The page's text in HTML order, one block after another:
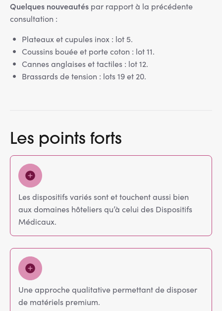
Quelques nouveautés par rapport à la précédente
consultation :
Plateaux et cupules inox : lot 5.
Coussins bouée et porte coton : lot 11.
Cannes anglaises et tactiles : lot 12.
Brassards de tension : lots 19 et 20.
Les points forts
Les dispositifs variés sont et touchent aussi bien
aux domaines hôteliers qu’à celui des Dispositifs
Médicaux.
Une approche qualitative permettant de disposer
de matériels premium.